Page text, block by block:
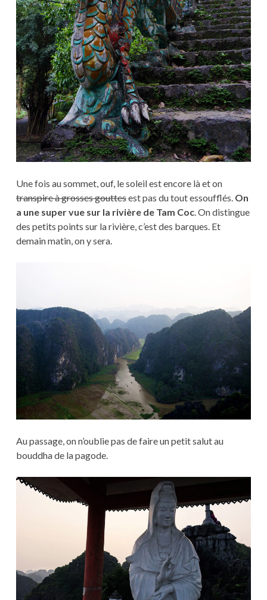
Une fois au sommet, ouf, le soleil est encore là et on
transpire à grosses gouttesest pas du tout essoufflés. On
a une super vue sur la rivière de Tam Coc. On distingue
des petits points sur la rivière, c’est des barques. Et
demain matin, on y sera.
Au passage, on n’oublie pas de faire un petit salut au
bouddha de la pagode.